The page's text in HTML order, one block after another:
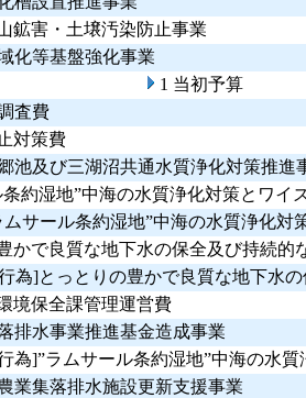
鉱害・土壌汚染防止事業
化等基盤強化事業
1 当初予算
査費
対策費
池及び三湖沼共通水質浄化対策推進
条約湿地”中海の水質浄化対策とワ
ムサール条約湿地”中海の水質浄化
かで良質な地下水の保全及び持続的
為]とっとりの豊かで良質な地下水
境保全課管理運営費
排水事業推進基金造成事業
為]”ラムサール条約湿地”中海の水
業集落排水施設更新支援事業